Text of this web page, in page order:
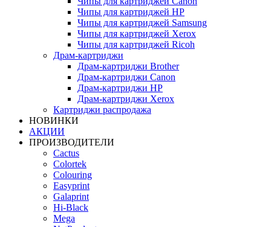
Чипы для картриджей HP
Чипы для картриджей Samsung
Чипы для картриджей Xerox
Чипы для картриджей Ricoh
Драм-картриджи
Драм-картриджи Brother
Драм-картриджи Canon
Драм-картриджи HP
Драм-картриджи Xerox
Картриджи распродажа
НОВИНКИ
АКЦИИ
ПРОИЗВОДИТЕЛИ
Cactus
Colortek
Colouring
Easyprint
Galaprint
Hi-Black
Mega